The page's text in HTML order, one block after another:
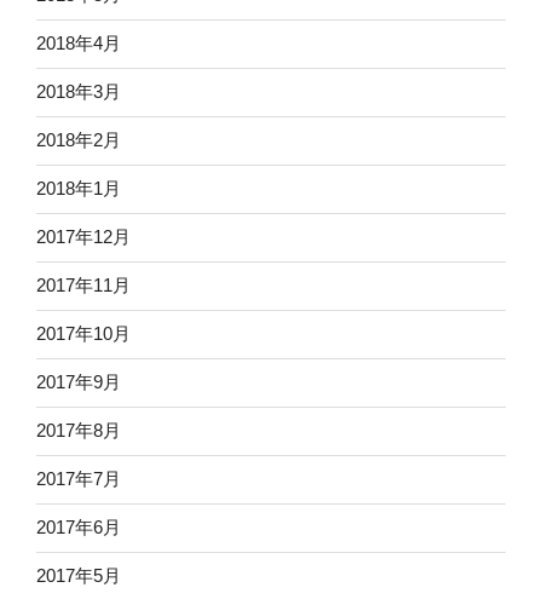
2018年4月
2018年3月
2018年2月
2018年1月
2017年12月
2017年11月
2017年10月
2017年9月
2017年8月
2017年7月
2017年6月
2017年5月